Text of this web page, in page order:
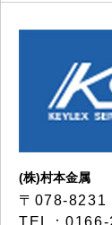
(株)村本金属
〒078-8231
TEL：